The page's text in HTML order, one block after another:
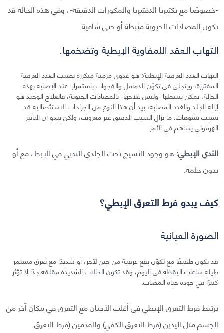
-خصوصًا مع بكتيريا الدفتيريا والمكورات الدقيقة-، وفي هذه الحالة قد
تكون المضادات الحيوية مثبطة أو حتى شافية.
التهاب العقد اللمفاوية الإبطية وتضخمها.
التهاب الغدد العرقية الإبطية: هو عدوى مزمنة متكررة تصيب الغدد العرقية
المفترزة، ويتجلى في تكوّن الدمامل والفجوات باستمرار. عند الإصابة بهذه
الحالة، يمكن تثبيطها -وليس علاجها- بالمضادات الحيوية، فالعلاج الوحيد هو
إزالة الجلد والغدد المصابة، بيد أن هذا النوع من الجراحات الاستئصالية قد
يسبب تشوهات. ما يزال السبب الدقيق غير معروف، ولكن يبدو أن التأثير
الهرموني يساهم في الأمر.
الثدي الإبطي: هو وجود النسيج تحت الجلدي الثديي في الإبط، مع أو
بدون حلمة.
كيف يبدو فرط التعرق الإبطي؟
الصورة العيانية
قد يكون طفيفًا مع تكوّن بقع عرقية من حين لآخر، أو شديدًا مع تعرق مستمر
طيلة ساعات اليقظة في اليوم، وقد تكون الحالات الشديدة مقلقة جدًا إذ تؤثر
كثيرًا في جودة حياة المصاب.
يرتبط فرط التعرق الإبطي في أغلب الأحيان مع التعرق في مكان آخر من
الجسم مثل اليدين (فرط التعرق الكفي) والقدمين (فرط التعرق